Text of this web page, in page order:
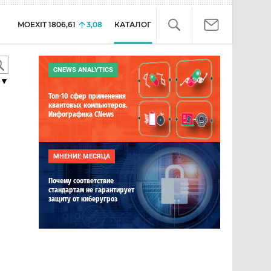
MOEXIT 1806,61 3,08 КАТАЛОГ
CNEWS ANALYTICS
Топ-10 сфер применения
квантовых компьютеров.
Инфографика CNews
МНЕНИЕ МЕСЯЦА
Почему соответствие
стандартам не гарантирует
защиту от киберугроз